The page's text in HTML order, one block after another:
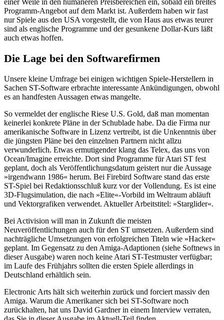
einer Weile in den humaneren Preisbereichen ein, sobald ein breites
Programm-Angebot auf dem Markt ist. Außerdem haben wir fast
nur Spiele aus den USA vorgestellt, die von Haus aus etwas teurer
sind als englische Programme und der gesunkene Dollar-Kurs läßt
auch etwas hoffen.
Die Lage bei den Softwarefirmen
Unsere kleine Umfrage bei einigen wichtigen Spiele-Herstellern in
Sachen ST-Software erbrachte interessante Ankündigungen, obwohl
es an handfesten Aussagen etwas mangelte.
So vermeldet der englische Riese U.S. Gold, daß man momentan
keinerlei konkrete Pläne in der Schublade habe. Da die Firma nur
amerikanische Software in Lizenz vertreibt, ist die Unkenntnis über
die jüngsten Pläne bei den einzelnen Partnern nicht allzu
verwunderlich. Etwas ermutigender klang das Telex, das uns von
Ocean/Imagine erreichte. Dort sind Programme für Atari ST fest
geplant, doch als Veröffentlichungsdatum geistert nur die Aussage
»irgendwann 1986« herum. Bei Firebird Software stand das erste
ST-Spiel bei Redaktionsschluß kurz vor der Vollendung. Es ist eine
3D-Flugsimulation, die nach »Elite«-Vorbild im Weltraum abläuft
und Vektorgrafiken verwendet. Aktueller Arbeitstitel: »Starglider«.
Bei Activision will man in Zukunft die meisten
Neuveröffentlichungen auch für den ST umsetzen. Außerdem sind
nachträgliche Umsetzungen von erfolgreichen Titeln wie »Hacker«
geplant. Im Gegensatz zu den Amiga-Adaptionen (siehe Softnews in
dieser Ausgabe) waren noch keine Atari ST-Testmuster verfügbar;
im Laufe des Frühjahrs sollten die ersten Spiele allerdings in
Deutschland erhältlich sein.
Electronic Arts hält sich weiterhin zurück und forciert massiv den
Amiga. Warum die Amerikaner sich bei ST-Software noch
zurückhalten, hat uns David Gardner in einem Interview verraten,